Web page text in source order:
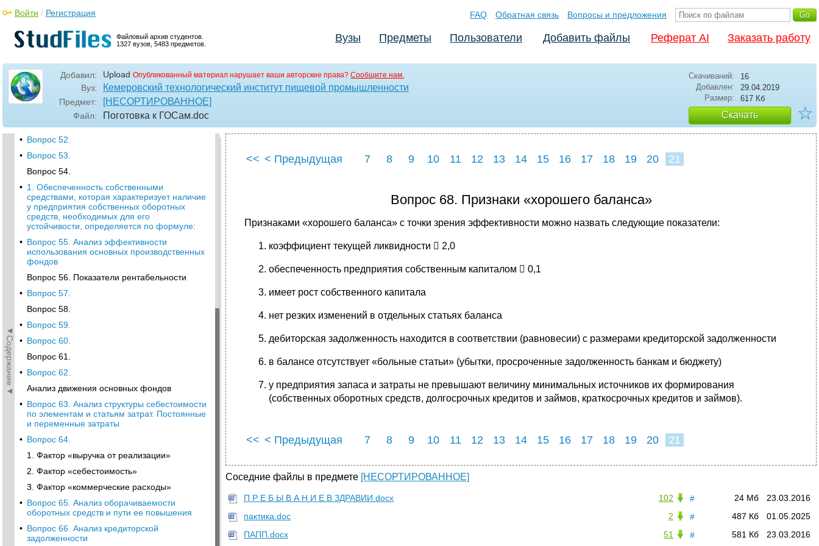
Файловый архив студентов.
1327 вузов, 5483 предметов.
Войти / Регистрация FAQ Обратная связь Вопросы и предложения
Вузы Предметы Пользователи Добавить файлы Реферат AI Заказать работу
Добавил: Upload Опубликованный материал нарушает ваши авторские права? Сообщите нам.
Вуз: Кемеровский технологический институт пищевой промышленности
Предмет: [НЕСОРТИРОВАННОЕ]
Файл: Поготовка к ГОСам.doc
Скачиваний:
16
Добавлен:
29.04.2019
Размер:
617 Кб
Скачать ☆
◄Содержание◄
• Вопрос 45. Относительные показатели
финансовой устойчивости
Вопрос 46.
• Вопрос 48.
• Вопрос 49.
Вопрос 50.
• Вопрос 52.
• Вопрос 53.
Вопрос 54.
• 1. Обеспеченность собственными
средствами, которая характеризует наличие
у предприятия собственных оборотных
средств, необходимых для его
устойчивости, определяется по формуле:
• Вопрос 55. Анализ эффективности
использования основных производственных
фондов
Вопрос 56. Показатели рентабельности
• Вопрос 57.
Вопрос 58.
• Вопрос 59.
• Вопрос 60.
Вопрос 61.
• Вопрос 62.
Анализ движения основных фондов
• Вопрос 63. Анализ структуры себестоимости
по элементам и статьям затрат. Постоянные
и переменные затраты
• Вопрос 64.
1. Фактор «выручка от реализации»
2. Фактор «себестоимость»
3. Фактор «коммерческие расходы»
• Вопрос 65. Анализ оборачиваемости
оборотных средств и пути ее повышения
• Вопрос 66. Анализ кредиторской
задолженности
<< < Предыдущая 7 8 9 10 11 12 13 14 15 16 17 18 19 20 21
Вопрос 68. Признаки «хорошего баланса»
Признаками «хорошего баланса» с точки зрения эффективности можно назвать следующие показатели:
коэффициент текущей ликвидности  2,0
обеспеченность предприятия собственным капиталом  0,1
имеет рост собственного капитала
нет резких изменений в отдельных статьях баланса
дебиторская задолженность находится в соответствии (равновесии) с размерами кредиторской задолженности
в балансе отсутствует «больные статьи» (убытки, просроченные задолженность банкам и бюджету)
у предприятия запаса и затраты не превышают величину минимальных источников их формирования
(собственных оборотных средств, долгосрочных кредитов и займов, краткосрочных кредитов и займов).
<< < Предыдущая 7 8 9 10 11 12 13 14 15 16 17 18 19 20 21
Соседние файлы в предмете [НЕСОРТИРОВАННОЕ]
# 23.03.2016
24 Мб
102
П Р Е Б Ы В А Н И Е В ЗДРАВИИ.docx
#
01.05.2025
487 Кб
2
пактика.doc
#
23.03.2016
581 Кб
51
ПАПП.docx